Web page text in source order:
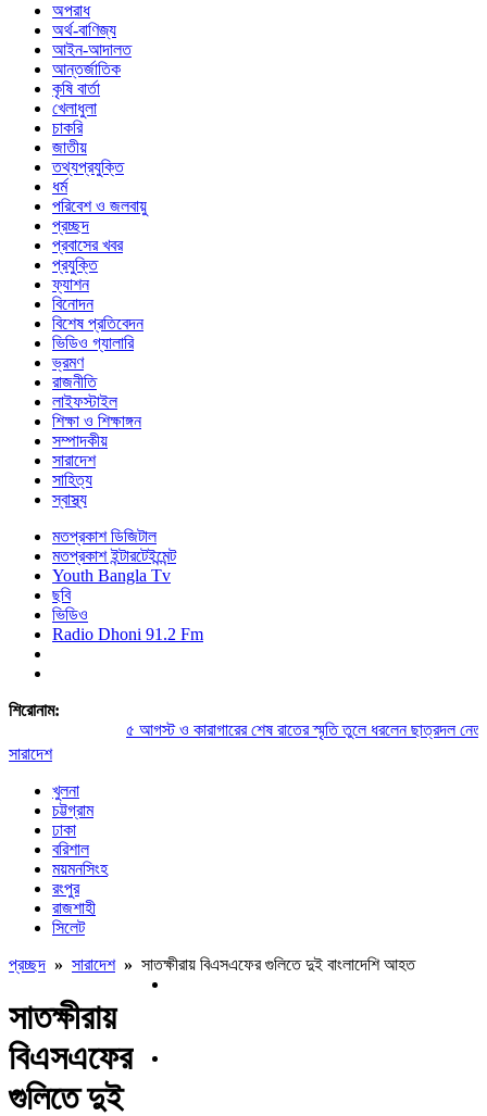
অপরাধ
অর্থ-বাণিজ্য
আইন-আদালত
আন্তর্জাতিক
কৃষি বার্তা
খেলাধুলা
চাকরি
জাতীয়
তথ্যপ্রযুক্তি
ধর্ম
পরিবেশ ও জলবায়ু
প্রচ্ছদ
প্রবাসের খবর
প্রযুক্তি
ফ্যাশন
বিনোদন
বিশেষ প্রতিবেদন
ভিডিও গ্যালারি
ভ্রমণ
রাজনীতি
লাইফস্টাইল
শিক্ষা ও শিক্ষাঙ্গন
সম্পাদকীয়
সারাদেশ
সাহিত্য
স্বাস্থ্য
মতপ্রকাশ ডিজিটাল
মতপ্রকাশ ইন্টারটেইন্মেন্ট
Youth Bangla Tv
ছবি
ভিডিও
Radio Dhoni 91.2 Fm
শিরোনাম:
৫ আগস্ট ও কারাগারের শেষ রাতের স্মৃতি তুলে ধরলেন ছাত্রদল নেতা
সারাদেশ
খুলনা
চট্টগ্রাম
ঢাকা
বরিশাল
ময়মনসিংহ
রংপুর
রাজশাহী
সিলেট
প্রচ্ছদ » সারাদেশ» সাতক্ষীরায় বিএসএফের গুলিতে দুই বাংলাদেশি আহত
সাতক্ষীরায়
বিএসএফের
গুলিতে দুই